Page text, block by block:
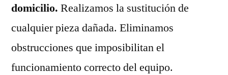
domicilio. Realizamos la sustitución de
cualquier pieza dañada. Eliminamos
obstrucciones que imposibilitan el
funcionamiento correcto del equipo.